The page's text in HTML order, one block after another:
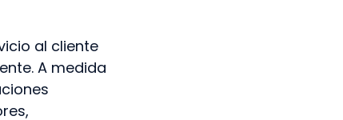
al cliente
A medida